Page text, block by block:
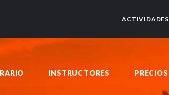
ACTIVIDADES
INSTRUCTORES PRECIOS